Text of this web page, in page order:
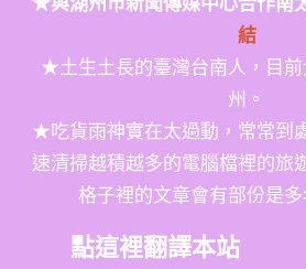
結
★土生土長的臺灣台南人，目
州。
★吃貨雨神實在太過動，常常到
速清掃越積越多的電腦檔裡的旅
格子裡的文章會有部份是多
點這裡翻譯本站